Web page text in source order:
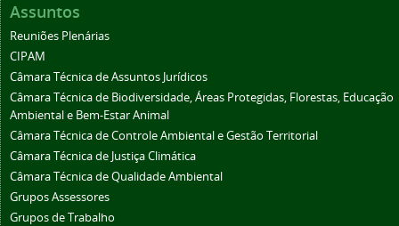
Assuntos
Reuniões Plenárias
CIPAM
Câmara Técnica de Assuntos Jurídicos
Câmara Técnica de Biodiversidade, Áreas Protegidas, Florestas, Educação
Ambiental e Bem-Estar Animal
Câmara Técnica de Controle Ambiental e Gestão Territorial
Câmara Técnica de Justiça Climática
Câmara Técnica de Qualidade Ambiental
Grupos Assessores
Grupos de Trabalho